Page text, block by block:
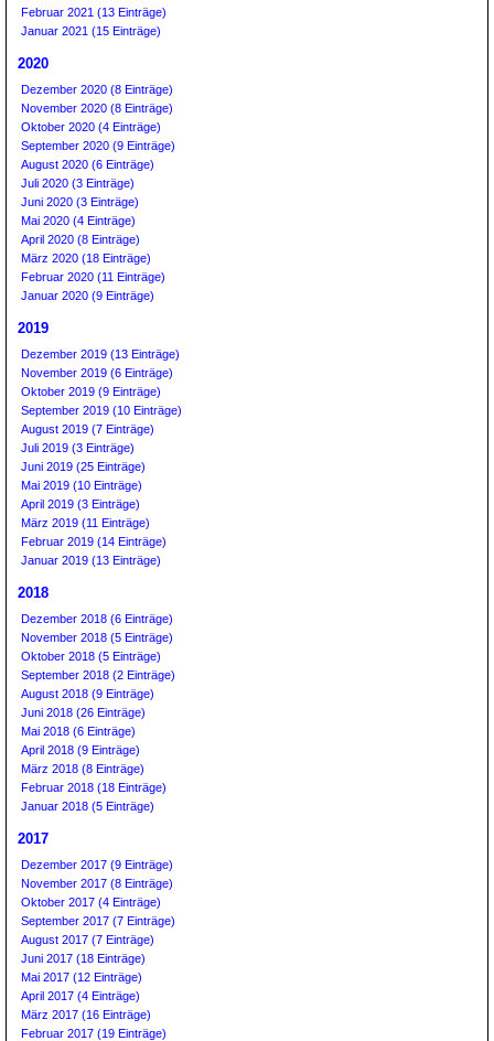
Februar 2021 (13 Einträge)
Januar 2021 (15 Einträge)
2020
Dezember 2020 (8 Einträge)
November 2020 (8 Einträge)
Oktober 2020 (4 Einträge)
September 2020 (9 Einträge)
August 2020 (6 Einträge)
Juli 2020 (3 Einträge)
Juni 2020 (3 Einträge)
Mai 2020 (4 Einträge)
April 2020 (8 Einträge)
März 2020 (18 Einträge)
Februar 2020 (11 Einträge)
Januar 2020 (9 Einträge)
2019
Dezember 2019 (13 Einträge)
November 2019 (6 Einträge)
Oktober 2019 (9 Einträge)
September 2019 (10 Einträge)
August 2019 (7 Einträge)
Juli 2019 (3 Einträge)
Juni 2019 (25 Einträge)
Mai 2019 (10 Einträge)
April 2019 (3 Einträge)
März 2019 (11 Einträge)
Februar 2019 (14 Einträge)
Januar 2019 (13 Einträge)
2018
Dezember 2018 (6 Einträge)
November 2018 (5 Einträge)
Oktober 2018 (5 Einträge)
September 2018 (2 Einträge)
August 2018 (9 Einträge)
Juni 2018 (26 Einträge)
Mai 2018 (6 Einträge)
April 2018 (9 Einträge)
März 2018 (8 Einträge)
Februar 2018 (18 Einträge)
Januar 2018 (5 Einträge)
2017
Dezember 2017 (9 Einträge)
November 2017 (8 Einträge)
Oktober 2017 (4 Einträge)
September 2017 (7 Einträge)
August 2017 (7 Einträge)
Juni 2017 (18 Einträge)
Mai 2017 (12 Einträge)
April 2017 (4 Einträge)
März 2017 (16 Einträge)
Februar 2017 (19 Einträge)